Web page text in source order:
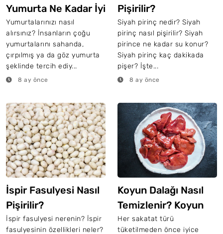
Yumurta Ne Kadar İyi
Pişirilir?
Yumurtalarınızı nasıl
alırsınız? İnsanların çoğu
yumurtalarını sahanda,
çırpılmış ya da göz yumurta
şeklinde tercih ediy...
8 ay önce
Pişirilir?
Siyah pirinç nedir? Siyah
pirinç nasıl pişirilir? Siyah
pirince ne kadar su konur?
Siyah pirinç kaç dakikada
pişer? İşte...
8 ay önce
İspir Fasulyesi Nasıl
Pişirilir?
İspir fasulyesi nerenin? İspir
fasulyesinin özellikleri neler?
Koyun Dalağı Nasıl
Temizlenir? Koyun
Dalağı Nasıl Pişirilir?
Her sakatat türü
tüketilmeden önce iyice